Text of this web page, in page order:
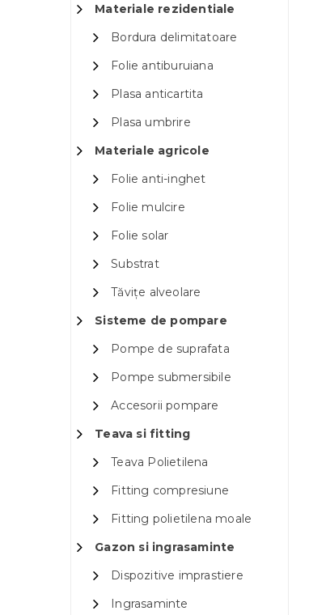
Materiale rezidentiale
Bordura delimitatoare
Folie antiburuiana
Plasa anticartita
Plasa umbrire
Materiale agricole
Folie anti-inghet
Folie mulcire
Folie solar
Substrat
Tăvițe alveolare
Sisteme de pompare
Pompe de suprafata
Pompe submersibile
Accesorii pompare
Teava si fitting
Teava Polietilena
Fitting compresiune
Fitting polietilena moale
Gazon si ingrasaminte
Dispozitive imprastiere
Ingrasaminte